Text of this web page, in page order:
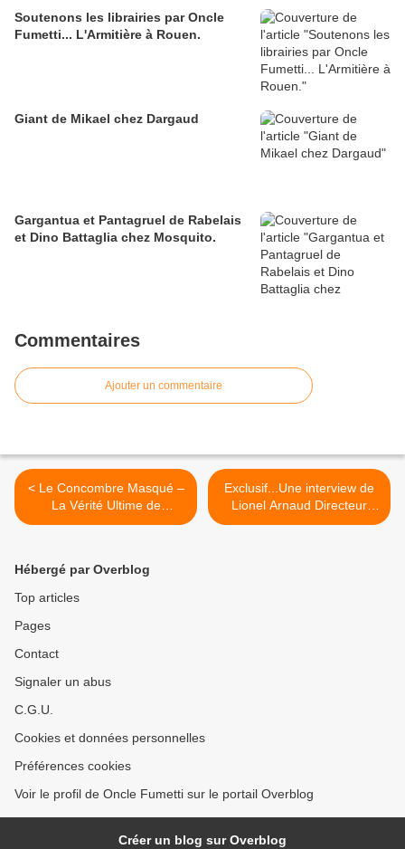
Soutenons les librairies par Oncle
Fumetti... L'Armitière à Rouen.
Giant de Mikael chez Dargaud
Gargantua et Pantagruel de Rabelais
et Dino Battaglia chez Mosquito.
Commentaires
Ajouter un commentaire
< Le Concombre Masqué –
La Vérité Ultime de
Mandryka chez Dargaud.
Exclusif...Une interview de
Lionel Arnaud Directeur
Marketing de Glénat. >
Hébergé par Overblog
Top articles
Pages
Contact
Signaler un abus
C.G.U.
Cookies et données personnelles
Préférences cookies
Voir le profil de Oncle Fumetti sur le portail Overblog
Créer un blog sur Overblog